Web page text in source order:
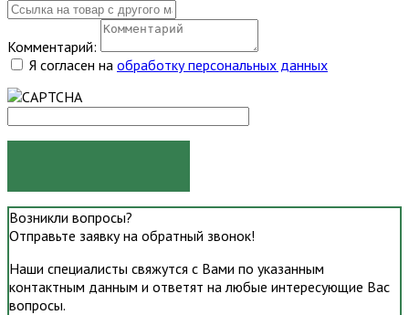
Комментарий:
Я согласен на обработку персональных данных
Возникли вопросы?
Отправьте заявку на обратный звонок!
Наши специалисты свяжутся с Вами по указанным
контактным данным и ответят на любые интересующие Вас
вопросы.